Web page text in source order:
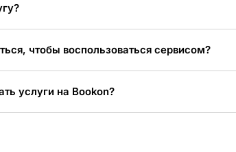
чтобы воспользоваться сервисом?
услуги на Bookon?